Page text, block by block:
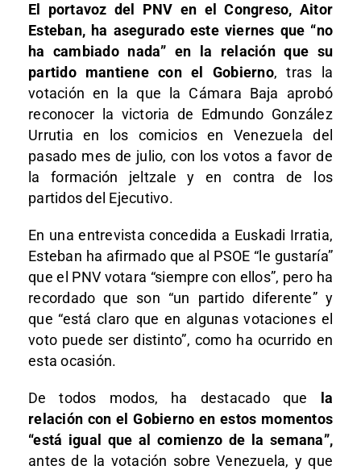
El portavoz del PNV en el Congreso, Aitor
Esteban, ha asegurado este viernes que “no
ha cambiado nada” en la relación que su
partido mantiene con el Gobierno, tras la
votación en la que la Cámara Baja aprobó
reconocer la victoria de Edmundo González
Urrutia en los comicios en Venezuela del
pasado mes de julio, con los votos a favor de
la formación jeltzale y en contra de los
partidos del Ejecutivo.
En una entrevista concedida a Euskadi Irratia,
Esteban ha afirmado que al PSOE “le gustaría”
que el PNV votara “siempre con ellos”, pero ha
recordado que son “un partido diferente” y
que “está claro que en algunas votaciones el
voto puede ser distinto”, como ha ocurrido en
esta ocasión.
De todos modos, ha destacado que
la
relación con el Gobierno en estos momentos
“está igual que al comienzo de la semana”,
antes de la votación sobre Venezuela, y que